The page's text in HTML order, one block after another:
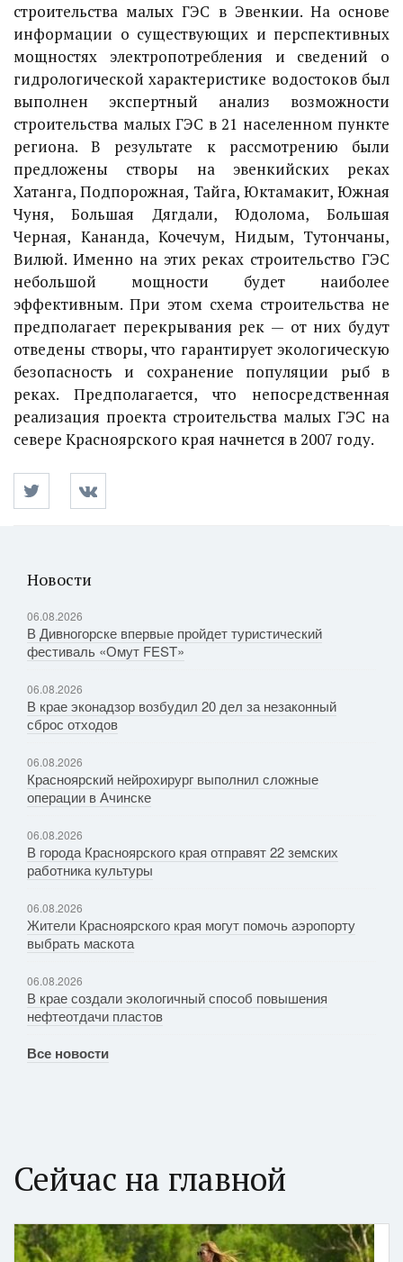
строительства малых ГЭС в Эвенкии. На основе
информации о существующих и перспективных
мощностях электропотребления и сведений о
гидрологической характеристике водостоков был
выполнен экспертный анализ возможности
строительства малых ГЭС в 21 населенном пункте
региона. В результате к рассмотрению были
предложены створы на эвенкийских реках
Хатанга, Подпорожная, Тайга, Юктамакит, Южная
Чуня, Большая Дягдали, Юдолома, Большая
Черная, Кананда, Кочечум, Нидым, Тутончаны,
Вилюй. Именно на этих реках строительство ГЭС
небольшой мощности будет наиболее
эффективным. При этом схема строительства не
предполагает перекрывания рек — от них будут
отведены створы, что гарантирует экологическую
безопасность и сохранение популяции рыб в
реках. Предполагается, что непосредственная
реализация проекта строительства малых ГЭС на
севере Красноярского края начнется в 2007 году.
Новости
06.08.2026
В Дивногорске впервые пройдет туристический
фестиваль «Омут FEST»
06.08.2026
В крае эконадзор возбудил 20 дел за незаконный
сброс отходов
06.08.2026
Красноярский нейрохирург выполнил сложные
операции в Ачинске
06.08.2026
В города Красноярского края отправят 22 земских
работника культуры
06.08.2026
Жители Красноярского края могут помочь аэропорту
выбрать маскота
06.08.2026
В крае создали экологичный способ повышения
нефтеотдачи пластов
Все новости
Сейчас на главной